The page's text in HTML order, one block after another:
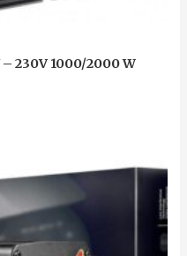
230V 1000/2000 W